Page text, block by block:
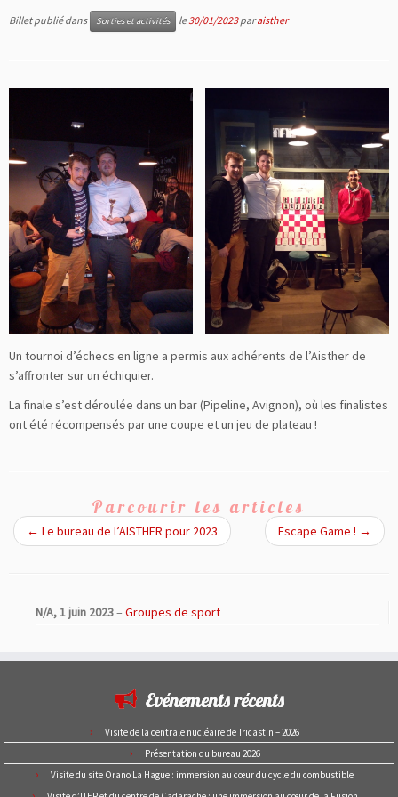
Billet publié dans Sorties et activités le30/01/2023 paraisther
Un tournoi d’échecs en ligne a permis aux adhérents de l’Aisther de
s’affronter sur un échiquier.
La finale s’est déroulée dans un bar (Pipeline, Avignon), où les finalistes
ont été récompensés par une coupe et un jeu de plateau !
Parcourir les articles
← Le bureau de l’AISTHER pour 2023 Escape Game ! →
N/A, 1 juin 2023– Groupes de sport
Evénements récents
Visite de la centrale nucléaire de Tricastin – 2026
Présentation du bureau 2026
Visite du site Orano La Hague : immersion au cœur du cycle du combustible